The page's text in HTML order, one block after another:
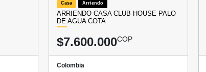
Casa Arriendo
ARRIENDO CASA CLUB HOUSE PALO
DE AGUA COTA
$7.600.000COP
Colombia